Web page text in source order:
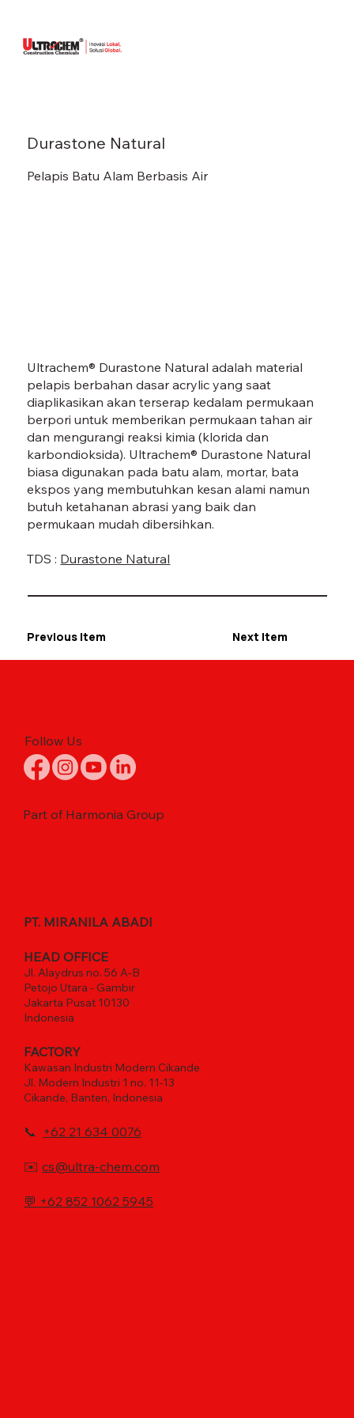
Durastone Natural
Pelapis Batu Alam Berbasis Air
Ultrachem® Durastone Natural adalah material
pelapis berbahan dasar acrylic yang saat
diaplikasikan akan terserap kedalam permukaan
berpori untuk memberikan permukaan tahan air
dan mengurangi reaksi kimia (klorida dan
karbondioksida). Ultrachem® Durastone Natural
biasa digunakan pada batu alam, mortar, bata
ekspos yang membutuhkan kesan alami namun
butuh ketahanan abrasi yang baik dan
permukaan mudah dibersihkan.
TDS : Durastone Natural
Previous Item Next Item
Follow Us
Part of Harmonia Group
PT. MIRANILA ABADI
HEAD OFFICE
Jl. Alaydrus no. 56 A-B
Petojo Utara - Gambir
Jakarta Pusat 10130
Indonesia
FACTORY
Kawasan Industri Modern Cikande
Jl. Modern Industri 1 no. 11-13
Cikande, Banten, Indonesia
📞 +62 21 634 0076
✉️ cs@ultra-chem.com
💬 +62 852 1062 5945